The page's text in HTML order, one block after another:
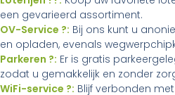
een gevarieerd assortiment.
OV-Service ?: Bij ons kunt u
en opladen, evenals
Parkeren ?: Er is gratis
zodat u gemakkelijk en zonder
WiFi-service ?: Blijf verbonden